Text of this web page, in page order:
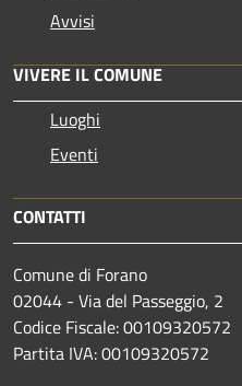
Avvisi
VIVERE IL COMUNE
Luoghi
Eventi
CONTATTI
Comune di Forano
02044 - Via del Passeggio, 2
Codice Fiscale: 00109320572
Partita IVA: 00109320572